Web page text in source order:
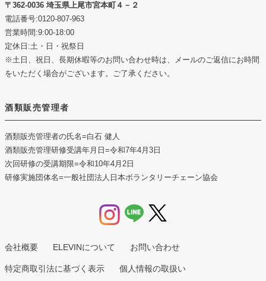
362-0036 埼玉県上尾市宮本町４－２
電話番号:0120-807-963
営業時間:9:00-18:00
定休日:土・日・祝祭日
※土日、祝日、長期休暇等のお問い合わせ時は、メールのご返信にお時間
をいただく場合がございます。ご了承ください。
酒類販売管理者
酒類販売管理者の氏名=白石 健人
酒類販売管理研修受講年月日 =令和7年4月3日
次回研修の受講期限=令和10年4月2日
研修実施団体名=一般社団法人日本ボランタリーチェーン協会
会社概要 ELEVINについて お問い合わせ
特定商取引法に基づく表示 個人情報の取扱い